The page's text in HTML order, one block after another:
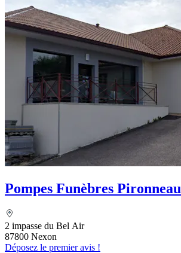
Pompes Funèbres Pironneau
2 impasse du Bel Air
87800 Nexon
Déposez le premier avis !